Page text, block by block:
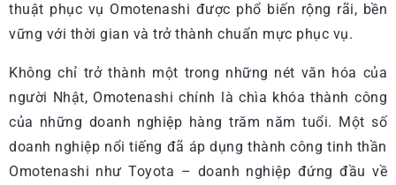
thuật phục vụ Omotenashi được phổ biến rộng rãi, bền
vững với thời gian và trở thành chuẩn mực phục vụ.
Không chỉ trở thành một trong những nét văn hóa của
người Nhật, Omotenashi chính là chìa khóa thành công
của những doanh nghiệp hàng trăm năm tuổi. Một số
doanh nghiệp nổi tiếng đã áp dụng thành công tinh thần
Omotenashi như Toyota – doanh nghiệp đứng đầu về